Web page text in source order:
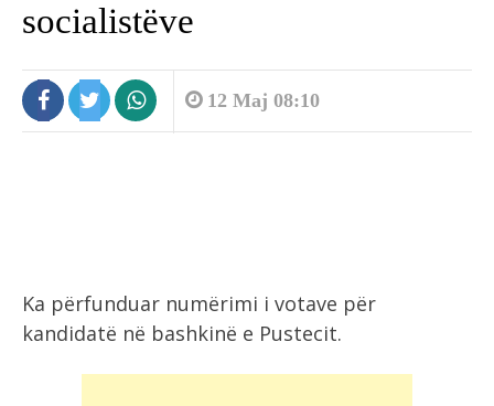
socialistëve
12 Maj 08:10
Ka përfunduar numërimi i votave për
kandidatë në bashkinë e Pustecit.